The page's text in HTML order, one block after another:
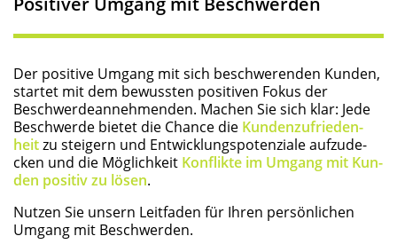
Der posi­ti­ve Umgang mit sich beschwe­ren­den Kun­den,
star­tet mit dem bewuss­ten posi­ti­ven Fokus der
Beschwer­de­an­neh­men­den. Machen Sie sich klar: Jede
Beschwer­de bie­tet die Chan­ce die Kun­den­zu­frie­den­
heitzu stei­gern und Ent­wick­lungs­po­ten­zia­le auf­zu­de­
cken und die Mög­lich­keit Kon­flik­te im Umgang mit Kun­
den posi­tiv zu lösen.
Nut­zen Sie unsern Leit­fa­den für Ihren per­sön­li­chen
Umgang mit Beschwerden.